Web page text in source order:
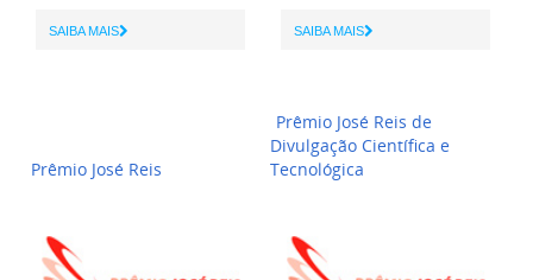
SAIBA MAIS SAIBA MAIS
Prêmio José Reis
Prêmio José Reis de
Divulgação Científica e
Tecnológica